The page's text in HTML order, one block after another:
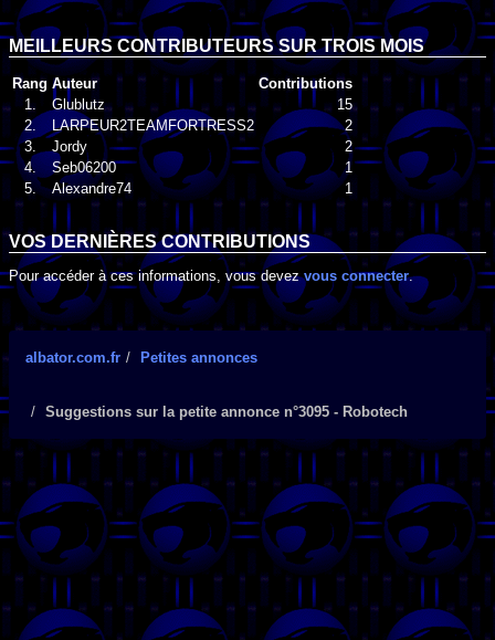
MEILLEURS CONTRIBUTEURS SUR TROIS MOIS
Rang Auteur
Contributions
1.
Glublutz
15
2.
LARPEUR2TEAMFORTRESS2
2
3.
Jordy
2
4.
Seb06200
1
5.
Alexandre74 1
VOS DERNIÈRES CONTRIBUTIONS
Pour accéder à ces informations, vous devezvous connecter.
albator.com.fr Petites annonces
Suggestions sur la petite annonce n°3095 - Robotech